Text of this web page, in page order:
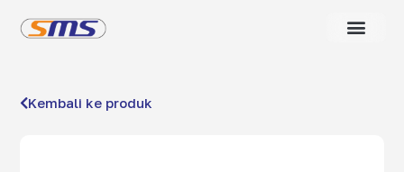
Kembali ke produk